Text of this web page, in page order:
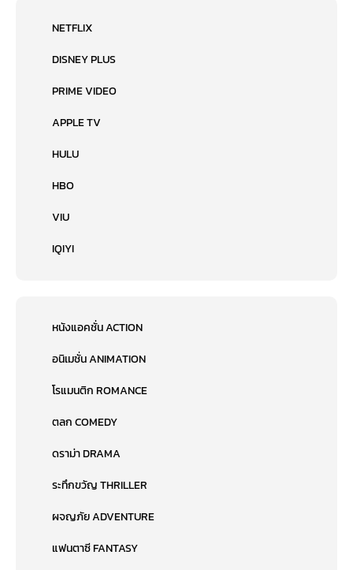
NETFLIX
DISNEY PLUS
PRIME VIDEO
APPLE TV
HULU
HBO
VIU
IQIYI
หนังแอคชั่น ACTION
อนิเมชั่น ANIMATION
โรแมนติก ROMANCE
ตลก COMEDY
ดราม่า DRAMA
ระทึกขวัญ THRILLER
ผจญภัย ADVENTURE
แฟนตาซี FANTASY